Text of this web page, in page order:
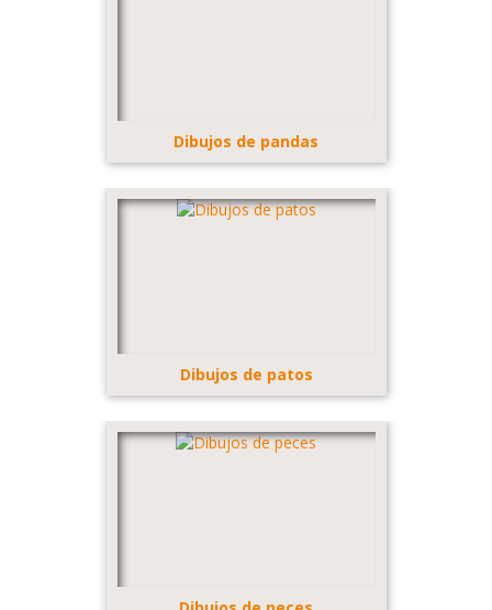
Dibujos de pandas
Dibujos de patos